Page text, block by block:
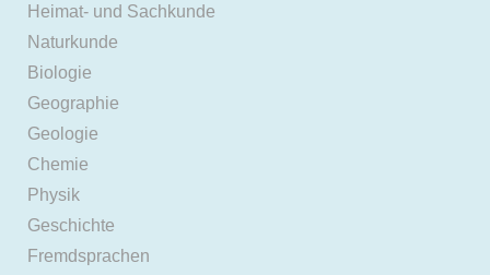
Heimat- und Sachkunde
Naturkunde
Biologie
Geographie
Geologie
Chemie
Physik
Geschichte
Fremdsprachen